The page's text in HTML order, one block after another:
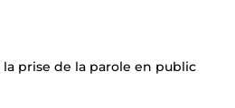
prise de la parole en public